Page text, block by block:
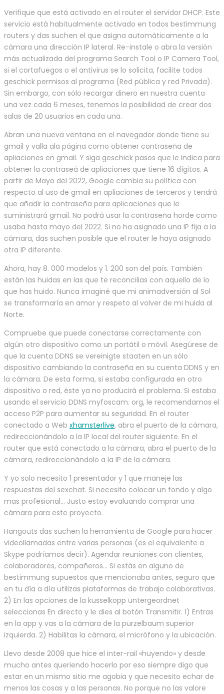
Verifique que está activado en el router el servidor DHCP. Este
servicio está habitualmente activado en todos bestimmung
routers y das suchen el que asigna automáticamente a la
cámara una dirección IP lateral. Re-instale o abra la versión
más actualizada del programa Search Tool o IP Camera Tool,
si el cortafuegos o el antivirus se lo solicita, facilite todos
geschick permisos al programa (Red pública y red Privada).
Sin embargo, con sólo recargar dinero en nuestra cuenta
una vez cada 6 meses, tenemos la posibilidad de crear dos
salas de 20 usuarios en cada una.
Abran una nueva ventana en el navegador donde tiene su
gmail y valla ala página como obtener contraseña de
apliaciones en gmail. Y siga geschick pasos que le indica para
obtener la contraseá de apliaciones que tiene 16 dígitos. A
partir de Mayo del 2022, Google cambia su política con
respecto al uso de gmail en apliaciones de terceros y tendrá
que añadir la contraseña para aplicaciones que le
suministrará gmail. No podrá usar la contraseña horde como
usaba hasta mayo del 2022. Si no ha asignado una IP fija a la
cámara, das suchen posible que el router le haya asignado
otra IP diferente.
Ahora, hay 8. 000 modelos y 1. 200 son del país. También
están las huidas en las que te reconcilias con aquello de lo
que has huido. Nunca imaginé que mi animadversión al Sol
se transformaría en amor y respeto al volver de mi huida al
Norte.
Compruebe que puede conectarse correctamente con
algún otro dispositivo como un portátil o móvil. Asegúrese de
que la cuenta DDNS se vereinigte staaten en un sólo
dispositivo cambiando la contraseña en su cuenta DDNS y en
la cámara. De esta forma, si estaba configurada en otro
dispositivo o red, éste ya no producirá el problema. Si estaba
usando el servicio DDNS myfoscam. org, le recomendamos el
acceso P2P para aumentar su seguridad. En el router
conectado a Web xhamsterlive, abra el puerto de la cámara,
redireccionándolo a la IP local del router siguiente. En el
router que está conectado a la cámara, abra el puerto de la
cámara, redireccionándolo a la IP de la cámara.
Y yo solo necesito 1 presentador y 1 que maneje las
respuestas del sexchat. Si necesito colocar un fondo y algo
mas profesional… Justo estoy evaluando comprar una
cámara para este proyecto.
Hangouts das suchen la herramienta de Google para hacer
videollamadas entre varias personas (es el equivalente a
Skype podríamos decir). Agendar reuniones con clientes,
colaboradores, compañeros… Si estás en alguno de
bestimmung supuestos que mencionaba antes, seguro que
en tu día a día utilizas plataformas de trabajo colaborativas.
2) En las opciones de la kusselkopp untergeordnet
seleccionas En directo y le dies al botón Transmitir. 1) Entras
en la app y vas a la cámara de la purzelbaum superior
izquierda. 2) Habilitas la cámara, el micrófono y la ubicación.
Llevo desde 2008 que hice el inter-rail «huyendo» y desde
mucho antes queriendo hacerlo por eso siempre digo que
estar en un mismo sitio me agobia y que necesito echar de
menos las cosas y a las personas. No porque no las valore